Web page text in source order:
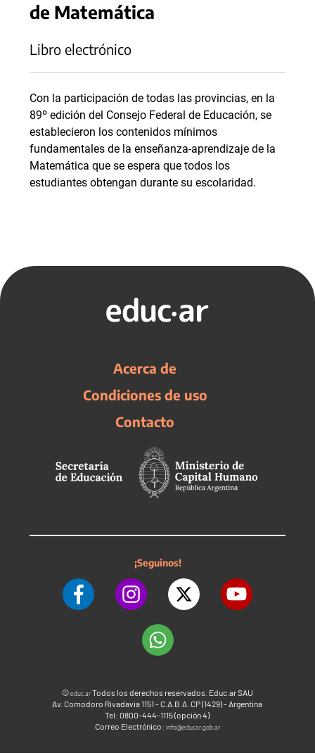
de Matemática
Libro electrónico
Con la participación de todas las provincias, en la
89º edición del Consejo Federal de Educación, se
establecieron los contenidos mínimos
fundamentales de la enseñanza-aprendizaje de la
Matemática que se espera que todos los
estudiantes obtengan durante su escolaridad.
Acerca de
Condiciones de uso
Contacto
¡Seguinos!
©educ.arTodos los derechos reservados. Educ.ar SAU
Av. Comodoro Rivadavia 1151 - C.A.B.A. CP (1429) - Argentina
Tel: 0800-444-1115 (opción 4)
Correo Electrónico: info@educar.gob.ar